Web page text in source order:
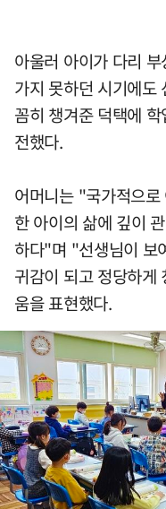
아울러 아이가 다리
가지 못하던 시기에도
꼼히 챙겨준 덕택에
전했다.
어머니는 "국가적으
한 아이의 삶에 깊이
하다"며 "선생님이 보
귀감이 되고 정당하
움을 표현했다.